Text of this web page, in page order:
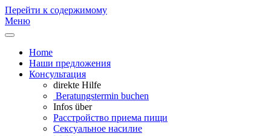
Перейти к содержимому
Меню
Home
Наши предложения
Консультация
direkte Hilfe
Beratungstermin buchen
Infos über
Расстройство приема пищи
Сексуальное насилие